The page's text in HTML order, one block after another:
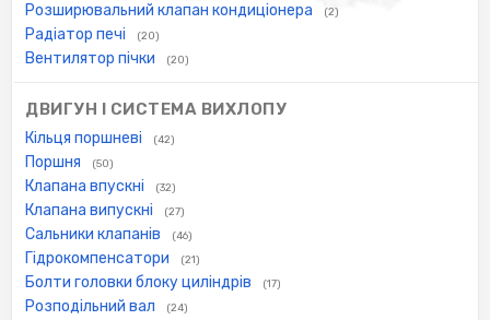
Розширювальний клапан кондиціонера (2)
Радіатор печі (20)
Вентилятор пічки (20)
ДВИГУН І СИСТЕМА ВИХЛОПУ
Кільця поршневі (42)
Поршня (50)
Клапана впускні (32)
Клапана випускні (27)
Сальники клапанів (46)
Гідрокомпенсатори (21)
Болти головки блоку циліндрів (17)
Розподільний вал (24)